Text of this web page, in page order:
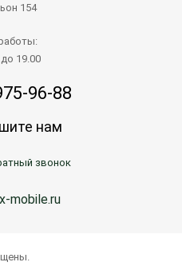
продавцу
154
19.00
96-88
нам
звонок
mobile.ru